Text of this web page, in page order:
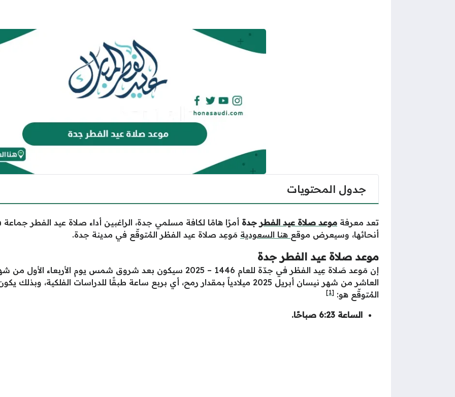
جدول المحتويات
تعد معرفة موعد صلاة عيد الفطر جدة أمرًا هامًا لكافة مسلمي جدة، الراغبين أداء صلاة عيد الفطر
أنحائها، وسيعرض موقع هنا السعودية مَوعِد صلاة عيد الفطْر المُتوقّع في مدينة جدة.
موعد صلاة عيد الفطر جدة
العاشر من شهر نيسان أبريل 2025 ميلادياً بمقدار رمح، أي بربع ساعة طبقًا للدراسات
المُتوقّع هو: [1]
الساعة 6:23 صباحًا .